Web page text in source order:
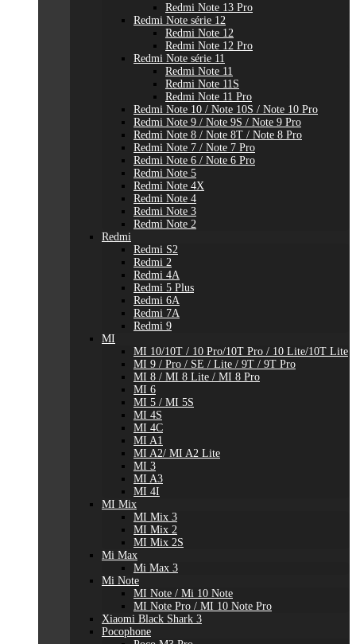
Redmi Note 13 Pro
Redmi Note série 12
Redmi Note 12
Redmi Note 12 Pro
Redmi Note série 11
Redmi Note 11
Redmi Note 11S
Redmi Note 11 Pro
Redmi Note 10 / Note 10S / Note 10 Pro
Redmi Note 9 / Note 9S / Note 9 Pro
Redmi Note 8 / Note 8T / Note 8 Pro
Redmi Note 7 / Note 7 Pro
Redmi Note 6 / Note 6 Pro
Redmi Note 5
Redmi Note 4X
Redmi Note 4
Redmi Note 3
Redmi Note 2
Redmi
Redmi S2
Redmi 2
Redmi 4A
Redmi 5 Plus
Redmi 6A
Redmi 7A
Redmi 9
MI
MI 10/10T / 10 Pro/10T Pro / 10 Lite/10T Lite
MI 9 / Pro / SE / Lite / 9T / 9T Pro
MI 8 / MI 8 Lite / MI 8 Pro
MI 6
MI 5 / MI 5S
MI 4S
MI 4C
MI A1
MI A2/ MI A2 Lite
MI 3
MI A3
MI 4I
MI Mix
MI Mix 3
MI Mix 2
MI Mix 2S
Mi Max
Mi Max 3
Mi Note
MI Note / Mi 10 Note
MI Note Pro / MI 10 Note Pro
Xiaomi Black Shark 3
Pocophone